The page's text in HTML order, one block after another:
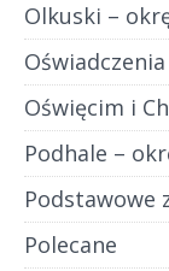
Olkuski –
Oświadczenia
Oświęcim i
Podhale –
Podstawowe
Polecane